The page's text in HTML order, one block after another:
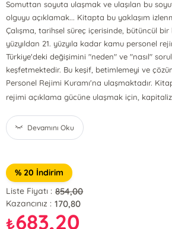
Somuttan soyuta ulaşmak ve ulaşılan bu
olguyu açıklamak... Kitapta bu yaklaşım
Çalışma, tarihsel süreç içerisinde, bütüncül bir
yüzyıldan 21. yüzyıla kadar kamu personel
Türkiye'deki değişimini "neden" ve "nasıl"
keşfetmektedir. Bu keşif, betimlemeyi ve
Personel Rejimi Kuramı'na ulaşmaktadır.
rejimi açıklama gücüne ulaşmak için,
Devamını Oku
% 20 İndirim
Liste Fiyatı : 854,00
Kazancınız : 170,80
₺683,20